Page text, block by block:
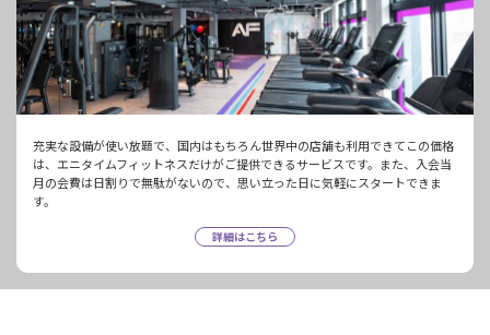
充実な設備が使い放題で、国内はもちろん世界中の店舗も利用できてこの価格
は、エニタイムフィットネスだけがご提供できるサービスです。また、入会当
月の会費は日割りで無駄がないので、思い立った日に気軽にスタートできま
す。
詳細はこちら